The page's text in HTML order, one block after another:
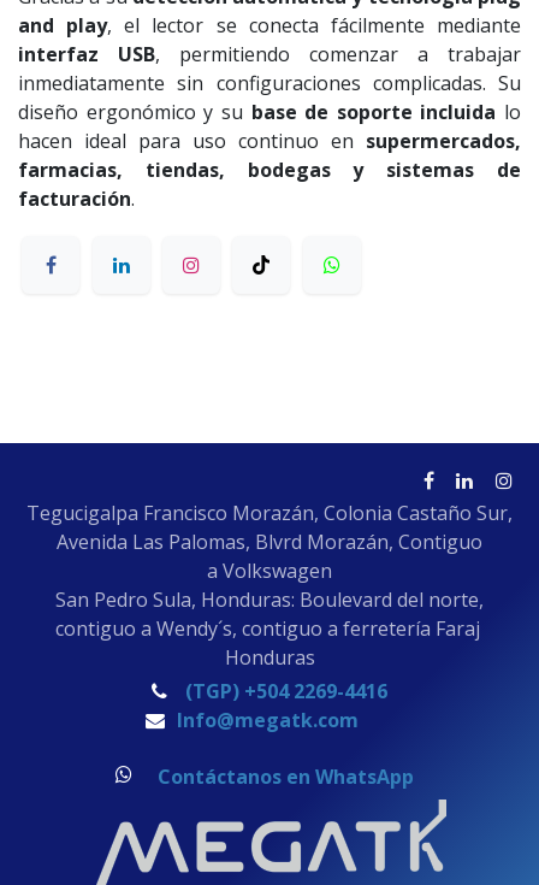
and play, el lector se conecta fácilmente mediante
interfaz USB, permitiendo comenzar a trabajar
inmediatamente sin configuraciones complicadas. Su
diseño ergonómico y su base de soporte incluida lo
hacen ideal para uso continuo en supermercados,
farmacias, tiendas, bodegas y sistemas de
facturación.
Tegucigalpa Francisco Morazán, Colonia Castaño Sur,
Avenida Las Palomas, Blvrd Morazán, Contiguo
a Volkswagen
San Pedro Sula, Honduras: Boulevard del norte,
contiguo a Wendy´s, contiguo a ferretería Faraj
Honduras
(TGP) +504 2269-4416
Info@megatk.com
Contáctanos en WhatsApp